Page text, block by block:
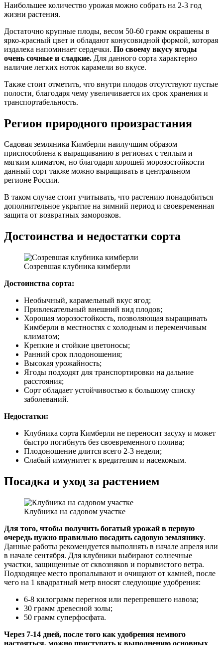
Наибольшее количество урожая можно собрать на 2-3 год
жизни растения.
Достаточно крупные плоды, весом 50-60 грамм окрашены в
ярко-красный цвет и обладают конусовидной формой, которая
издалека напоминает сердечки. По своему вкусу ягоды
очень сочные и сладкие. Для данного сорта характерно
наличие легких ноток карамели во вкусе.
Также стоит отметить, что внутри плодов отсутствуют пустые
полости, благодаря чему увеличивается их срок хранения и
транспортабельность.
Регион природного произрастания
Садовая земляника Кимберли наилучшим образом
приспособлена к выращиванию в регионах с теплым и
мягким климатом, но благодаря хорошей морозостойкости
данный сорт также можно выращивать в центральном
регионе России.
В таком случае стоит учитывать, что растению понадобиться
дополнительное укрытие на зимний период и своевременная
защита от возвратных заморозков.
Достоинства и недостатки сорта
Созревшая клубника кимберли
Достоинства сорта:
Необычный, карамельный вкус ягод;
Привлекательный внешний вид плодов;
Хорошая морозостойкость, позволяющая выращивать
Кимберли в местностях с холодным и переменчивым
климатом;
Крепкие и стойкие цветоносы;
Ранний срок плодоношения;
Высокая урожайность;
Ягоды подходят для транспортировки на дальние
расстояния;
Сорт обладает устойчивостью к большому списку
заболеваний.
Недостатки:
Клубника сорта Кимберли не переносит засуху и может
быстро погибнуть без своевременного полива;
Плодоношение длится всего 2-3 недели;
Слабый иммунитет к вредителям и насекомым.
Посадка и уход за растением
Клубника на садовом участке
Для того, чтобы получить богатый урожай в первую
очередь нужно правильно посадить садовую землянику.
Данные работы рекомендуется выполнять в начале апреля или
в начале сентября. Для клубники выбирают солнечные
участки, защищенные от сквозняков и порывистого ветра.
Подходящее место пропалывают и очищают от камней, после
чего на 1 квадратный метр вносят следующие удобрения:
6-8 килограмм перегноя или перепревшего навоза;
30 грамм древесной золы;
50 грамм суперфосфата.
Через 7-14 дней, после того как удобрения немного
настояться, можно приступать к выполнению основных